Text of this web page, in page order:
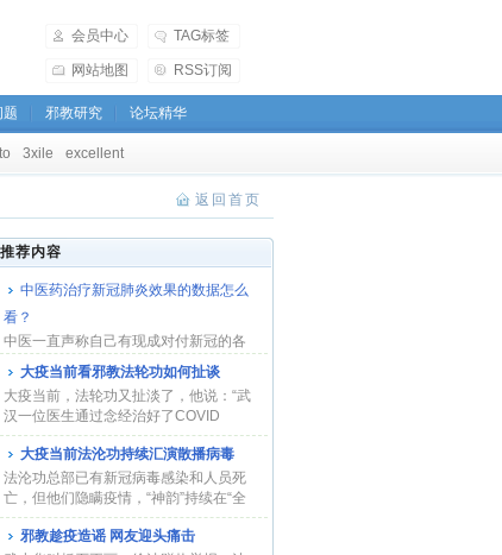
会员中心 TAG标签
网站地图 RSS订阅
题 邪教研究 论坛精华
3xile excellent
返回首页
推荐内容
中医药治疗新冠肺炎效果的数据怎么
看？
中医一直声称自己有现成对付新冠的各
种办法。即使承认西医的作用，也只讲
仅用西医时...
大疫当前看邪教法轮功如何扯谈
大疫当前，法轮功又扯淡了，他说：“武
汉一位医生通过念经治好了COVID
-19”。这家伙...
大疫当前法沦功持续汇演散播病毒
法沦功总部已有新冠病毒感染和人员死
亡，但他们隐瞒疫情，“神韵”持续在“全
球巡演”...
邪教趁疫造谣 网友迎头痛击